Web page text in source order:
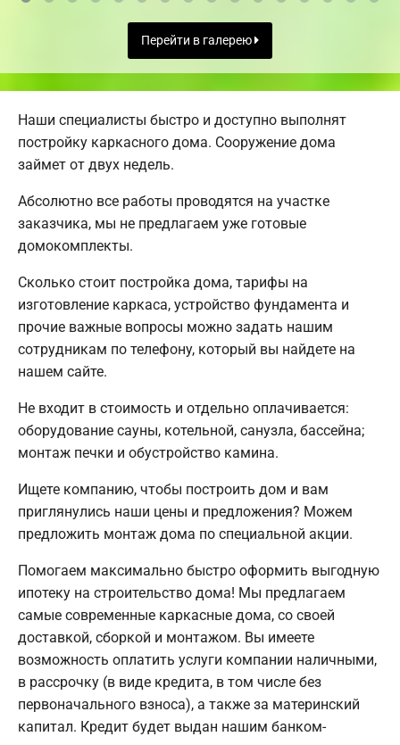
Перейти в галерею
Наши специалисты быстро и доступно выполнят
постройку каркасного дома. Сооружение дома
займет от двух недель.
Абсолютно все работы проводятся на участке
заказчика, мы не предлагаем уже готовые
домокомплекты.
Сколько стоит постройка дома, тарифы на
изготовление каркаса, устройство фундамента и
прочие важные вопросы можно задать нашим
сотрудникам по телефону, который вы найдете на
нашем сайте.
Не входит в стоимость и отдельно оплачивается:
оборудование сауны, котельной, санузла, бассейна;
монтаж печки и обустройство камина.
Ищете компанию, чтобы построить дом и вам
приглянулись наши цены и предложения? Можем
предложить монтаж дома по специальной акции.
Помогаем максимально быстро оформить выгодную
ипотеку на строительство дома! Мы предлагаем
самые современные каркасные дома, со своей
доставкой, сборкой и монтажом. Вы имеете
возможность оплатить услуги компании наличными,
в рассрочку (в виде кредита, в том числе без
первоначального взноса), а также за материнский
капитал. Кредит будет выдан нашим банком-